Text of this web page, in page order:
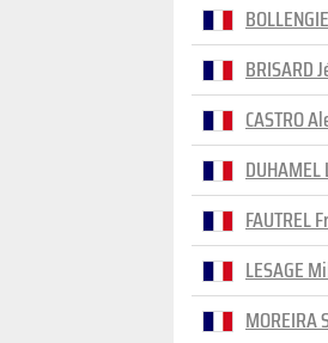
BRISARD
CASTRO
FAUTREL
LESAGE